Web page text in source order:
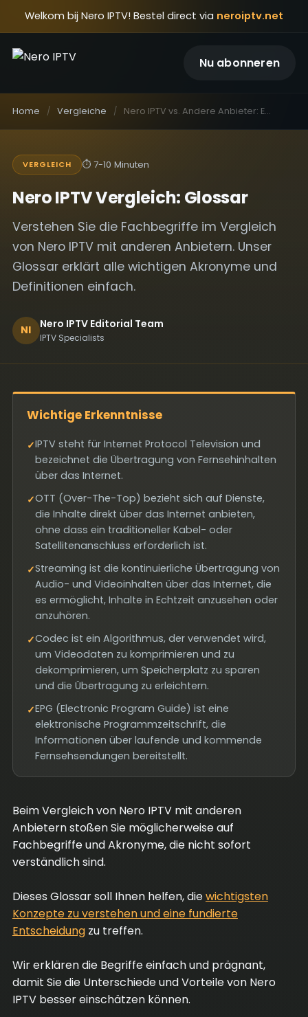
Welkom bij Nero IPTV! Bestel direct via neroiptv.net
Nu abonneren
Home Vergleiche Nero IPTV vs. Andere Anbieter: Ehrlicher Vergleich: Begriffe einfach erklärt (Glossar)
VERGLEICH ⏱ 7-10 Minuten
Nero IPTV Vergleich: Glossar
Verstehen Sie die Fachbegriffe im Vergleich
von Nero IPTV mit anderen Anbietern. Unser
Glossar erklärt alle wichtigen Akronyme und
Definitionen einfach.
NI Nero IPTV Editorial Team
IPTV Specialists
Wichtige Erkenntnisse
✓IPTV steht für Internet Protocol Television und
bezeichnet die Übertragung von Fernsehinhalten
über das Internet.
✓OTT (Over-The-Top) bezieht sich auf Dienste,
die Inhalte direkt über das Internet anbieten,
ohne dass ein traditioneller Kabel- oder
Satellitenanschluss erforderlich ist.
✓Streaming ist die kontinuierliche Übertragung von
Audio- und Videoinhalten über das Internet, die
es ermöglicht, Inhalte in Echtzeit anzusehen oder
anzuhören.
✓Codec ist ein Algorithmus, der verwendet wird,
um Videodaten zu komprimieren und zu
dekomprimieren, um Speicherplatz zu sparen
und die Übertragung zu erleichtern.
✓EPG (Electronic Program Guide) ist eine
elektronische Programmzeitschrift, die
Informationen über laufende und kommende
Fernsehsendungen bereitstellt.
Beim Vergleich von Nero IPTV mit anderen
Anbietern stoßen Sie möglicherweise auf
Fachbegriffe und Akronyme, die nicht sofort
verständlich sind.
Dieses Glossar soll Ihnen helfen, diewichtigsten
Konzepte zu verstehen und eine fundierte
Entscheidungzu treffen.
Wir erklären die Begriffe einfach und prägnant,
damit Sie die Unterschiede und Vorteile von Nero
IPTV besser einschätzen können.